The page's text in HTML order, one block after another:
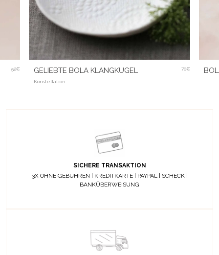
52€ GELIEBTE BOLA KLANGKUGEL
Konstellation
70€
SICHERE TRANSAKTION
3X OHNE GEBÜHREN | KREDITKARTE | PAYPAL | SCHECK |
BANKÜBERWEISUNG